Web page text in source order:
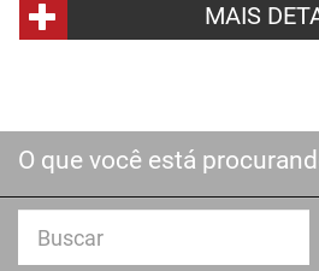
MAIS
O que você está